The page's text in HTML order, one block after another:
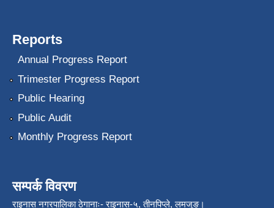
Reports
Annual Progress Report
Trimester Progress Report
Public Hearing
Public Audit
Monthly Progress Report
सम्पर्क विवरण
राइनास नगरपालिका ठेगानाः- राइनास-५, तीनपिप्ले, लमजुङ।